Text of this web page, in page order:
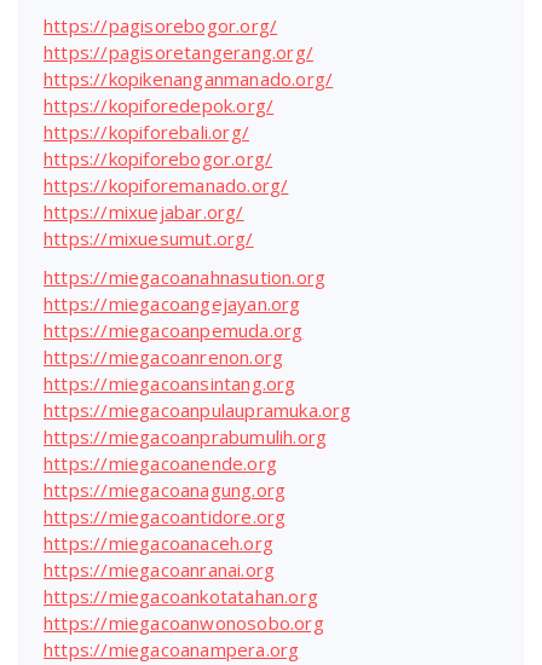
https://pagisorebogor.org/
https://pagisoretangerang.org/
https://kopikenanganmanado.org/
https://kopiforedepok.org/
https://kopiforebali.org/
https://kopiforebogor.org/
https://kopiforemanado.org/
https://mixuejabar.org/
https://mixuesumut.org/
https://miegacoanahnasution.org
https://miegacoangejayan.org
https://miegacoanpemuda.org
https://miegacoanrenon.org
https://miegacoansintang.org
https://miegacoanpulaupramuka.org
https://miegacoanprabumulih.org
https://miegacoanende.org
https://miegacoanagung.org
https://miegacoantidore.org
https://miegacoanaceh.org
https://miegacoanranai.org
https://miegacoankotatahan.org
https://miegacoanwonosobo.org
https://miegacoanampera.org